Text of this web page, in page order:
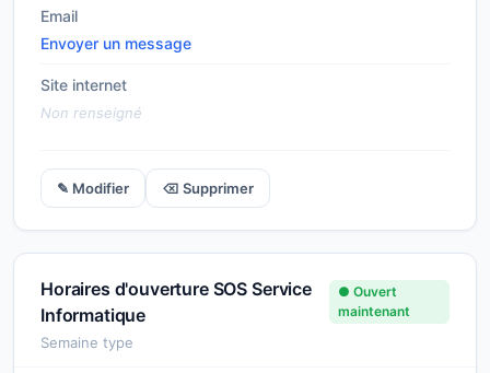
Email
Envoyer un message
Site internet
Non renseigné
✎ Modifier ⌫ Supprimer
Horaires d'ouverture SOS Service
Informatique
● Ouvert
maintenant
Semaine type